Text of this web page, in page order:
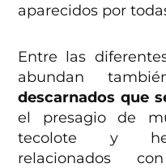
aparecidos por
Entre las
abundan
descarnados que
el presagio de
tecolote y
relacionados